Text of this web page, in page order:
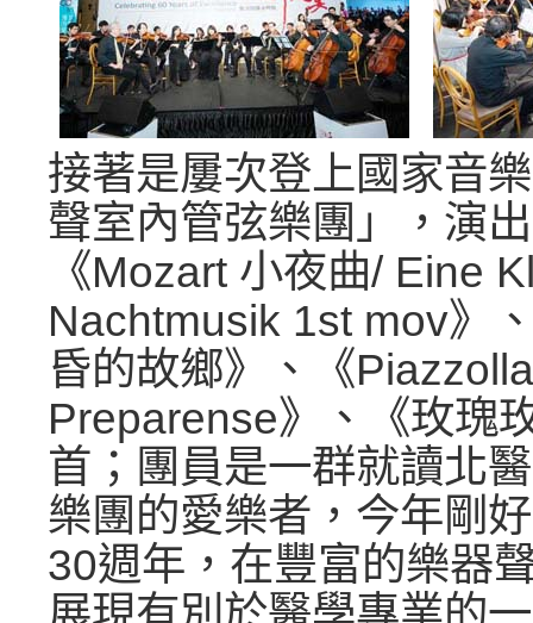
接著是屢次登上國家音
聲室內管弦樂團」，演
《Mozart 小夜曲/ Eine
Nachtmusik 1st mov》
昏的故鄉》、《
Preparense》、《玫瑰
首；團員是一群就讀北
樂團的愛樂者，今年剛
30週年，在豐富的樂器